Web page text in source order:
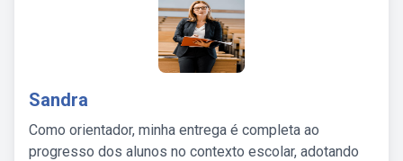
Sandra
Como orientador, minha entrega é completa ao
progresso dos alunos no contexto escolar, adotando